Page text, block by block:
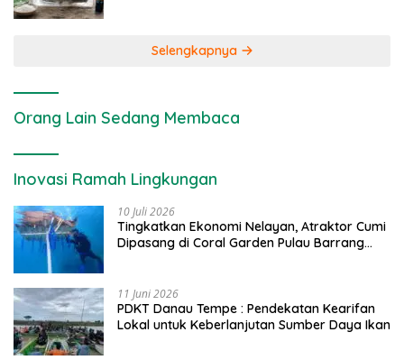
Selengkapnya
Orang Lain Sedang Membaca
Inovasi Ramah Lingkungan
10 Juli 2026
Tingkatkan Ekonomi Nelayan, Atraktor Cumi
Dipasang di Coral Garden Pulau Barrang
11 Juni 2026
PDKT Danau Tempe : Pendekatan Kearifan
Lokal untuk Keberlanjutan Sumber Daya Ikan